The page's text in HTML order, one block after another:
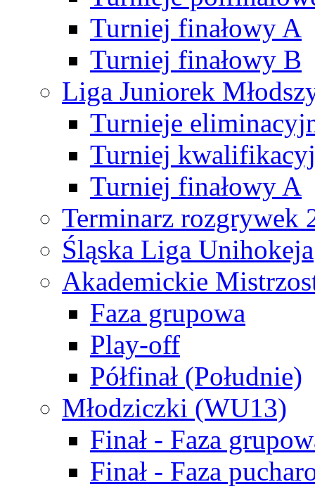
Turniej finałowy A
Turniej finałowy B
Liga Juniorek
Turnieje
Turniej
Turniej finałowy A
Terminarz rozgrywek
Śląska Liga Unihokeja
Akademickie
Faza grupowa
Play-off
Półfinał (Południe)
Młodziczki (WU13)
Finał - Faza
Finał - Faza